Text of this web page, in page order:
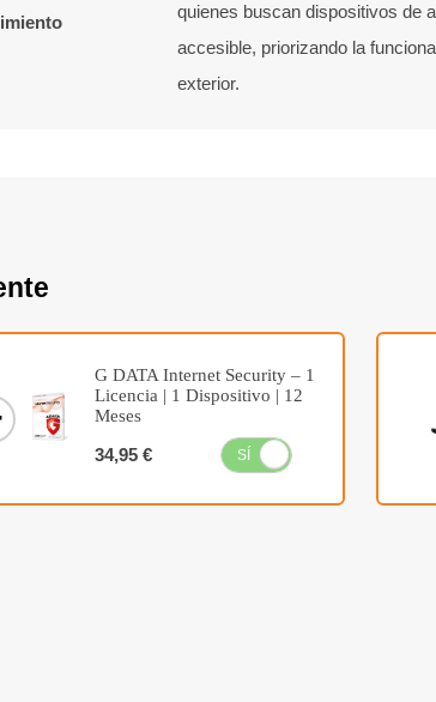
quienes buscan dispositivos de
accesible, priorizando la
exterior.
G DATA Internet Security – 1
Licencia | 1 Dispositivo | 12
Meses
34,95 € SÍ